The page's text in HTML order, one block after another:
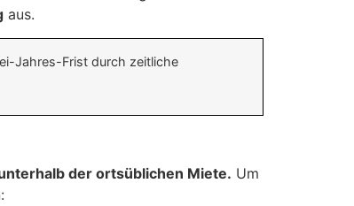
aus.
Jahres-Frist durch zeitliche
der ortsüblichen Miete. Um